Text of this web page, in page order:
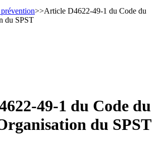
>>Article D4622-49-1 du Code du
du SPST
49-1 du Code du
du SPST